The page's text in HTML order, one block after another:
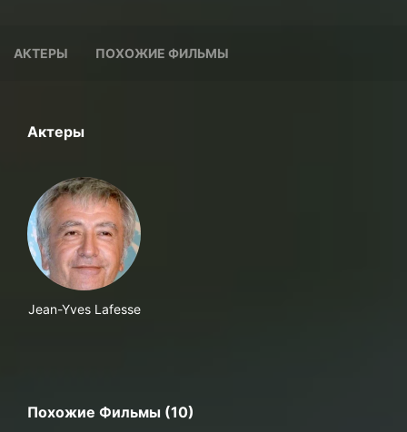
АКТЕРЫ ПОХОЖИЕ ФИЛЬМЫ
Актеры
Jean-Yves Lafesse
Похожие Фильмы (10)